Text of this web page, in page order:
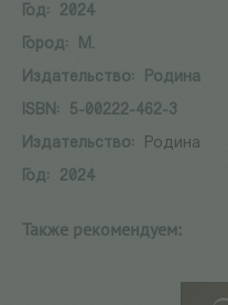
Год:
2024
Город:
М.
Издательство:
Родина
ISBN:
5-00222-462-3
Издательство:
Родина
Год:
2024
Также рекомендуем: